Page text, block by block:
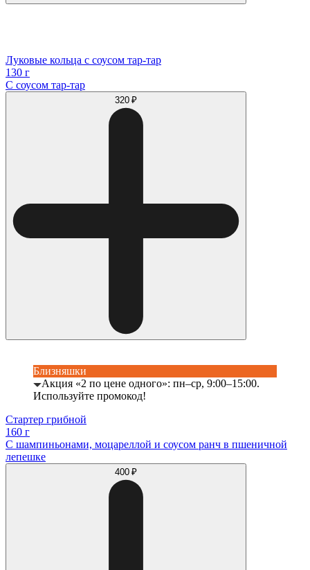
Луковые кольца с соусом тар-тар
130 г
С соусом тар-тар
320 ₽
Близняшки
Акция «2 по цене одного»: пн–ср, 9:00–15:00.
Используйте промокод!
Стартер грибной
160 г
С шампиньонами, моцареллой и соусом ранч в пшеничной
лепешке
400 ₽